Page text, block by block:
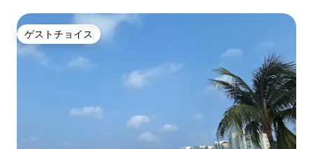
ゲストチョイス
ゲストチョイス